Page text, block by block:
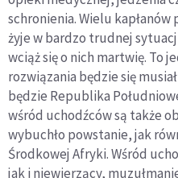
schronienia. Wielu
żyje w bardzo trudnej
wciąż się o nich martwię. To
rozwiązania będzie się
będzie Republika
wśród uchodźców są także
wybuchło powstanie, jak
Środkowej Afryki. Wśród
jak i niewierzący,